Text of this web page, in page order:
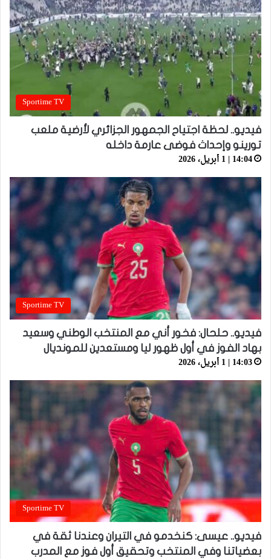
Sportime TV
فيديو.. لحظة اجتياح الجمهور الجزائري لأرضية ملعب
تورينو وإحداث فوضى عارمة داخله
14:04 | 1 أبريل، 2026
Sportime TV
فيديو.. حلحال: فخور أني مع المنتخب الوطني وسعيد
بهاد الفوز في أول ظهور ليا ومستعدين للمونديال
14:03 | 1 أبريل، 2026
Sportime TV
فيديو.. عيسى: كنخدمو في التيران وعندنا ثقة في
بعضياتنا وفي المنتخب وتحقيق أول فوز مع المدرب